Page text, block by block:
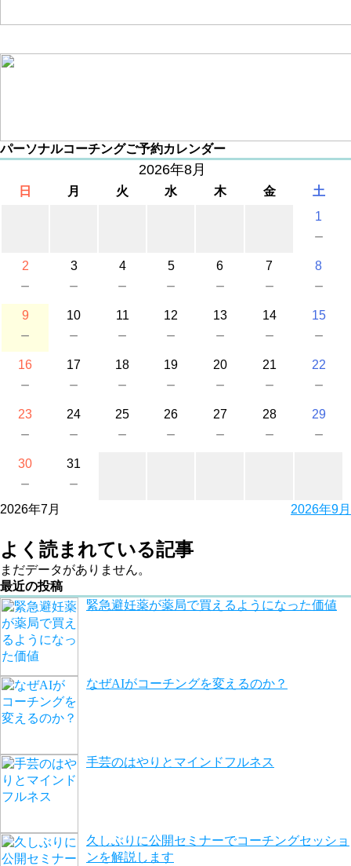
パーソナルコーチングご予約カレンダー
2026年8月
日 月 火 水 木 金
土
1
－
2
－
3
－
4
－
5
－
6
－
7
－
8
－
9
－
10
－
11
－
12
－
13
－
14
－
15
－
16
－
17
－
18
－
19
－
20
－
21
－
22
－
23
－
24
－
25
－
26
－
27
－
28
－
29
－
30
－
31
－
2026年7月 2026年9月
よく読まれている記事
まだデータがありません。
最近の投稿
緊急避妊薬が薬局で買えるようになった価値
なぜAIがコーチングを変えるのか？
手芸のはやりとマインドフルネス
久しぶりに公開セミナーでコーチングセッショ
ンを解説します